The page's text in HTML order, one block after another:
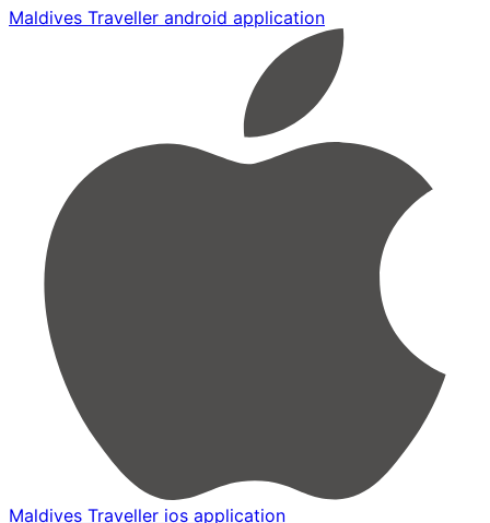
Maldives Traveller android application
Maldives Traveller ios application